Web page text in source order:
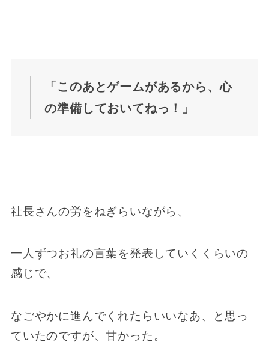
「このあとゲームがあるから、心
の準備しておいてねっ！」
社長さんの労をねぎらいながら、
一人ずつお礼の言葉を発表していくくらいの
感じで、
なごやかに進んでくれたらいいなあ、と思っ
ていたのですが、甘かった。